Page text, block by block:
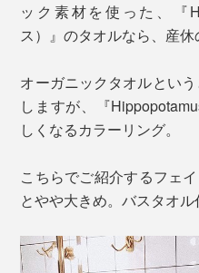
ック素材を使った、『
ス）』のタオルなら、産休
オーガニックタオルとい
しますが、『
しくなるカラーリング。
こちらでご紹介するフェ
とやや大きめ。バスタオル